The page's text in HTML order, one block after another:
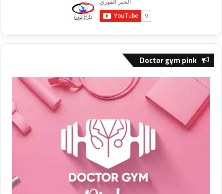
Doctor gym pink